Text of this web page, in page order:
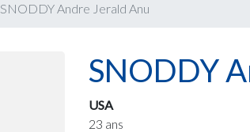
SNODDY Andre Jerald Anu
SNODDY
USA
23 ans